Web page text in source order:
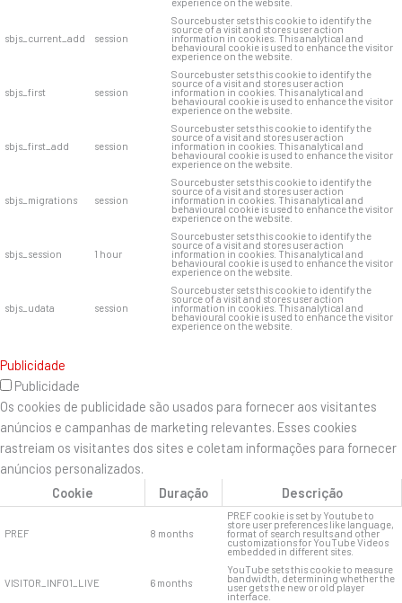
sbjs_current_add session
Sourcebuster sets this cookie to identify the
source of a visit and stores user action
information in cookies. This analytical and
behavioural cookie is used to enhance the visitor
experience on the website.
sbjs_first session
Sourcebuster sets this cookie to identify the
source of a visit and stores user action
information in cookies. This analytical and
behavioural cookie is used to enhance the visitor
experience on the website.
sbjs_first_add session
Sourcebuster sets this cookie to identify the
source of a visit and stores user action
information in cookies. This analytical and
behavioural cookie is used to enhance the visitor
experience on the website.
sbjs_migrations session
Sourcebuster sets this cookie to identify the
source of a visit and stores user action
information in cookies. This analytical and
behavioural cookie is used to enhance the visitor
experience on the website.
sbjs_session 1 hour
Sourcebuster sets this cookie to identify the
source of a visit and stores user action
information in cookies. This analytical and
behavioural cookie is used to enhance the visitor
experience on the website.
sbjs_udata session
Sourcebuster sets this cookie to identify the
source of a visit and stores user action
information in cookies. This analytical and
behavioural cookie is used to enhance the visitor
experience on the website.
Publicidade
Publicidade
Os cookies de publicidade são usados ​​para fornecer aos visitantes
anúncios e campanhas de marketing relevantes. Esses cookies
rastreiam os visitantes dos sites e coletam informações para fornecer
anúncios personalizados.
Cookie
Duração Descrição
PREF 8 months
PREF cookie is set by Youtube to
store user preferences like language,
format of search results and other
customizations for YouTube Videos
embedded in different sites.
VISITOR_INFO1_LIVE 6 months
YouTube sets this cookie to measure
bandwidth, determining whether the
user gets the new or old player
interface.